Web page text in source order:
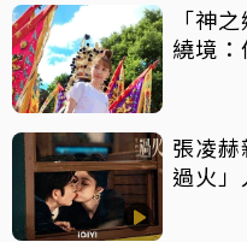
「神
繞境
張凌
過火